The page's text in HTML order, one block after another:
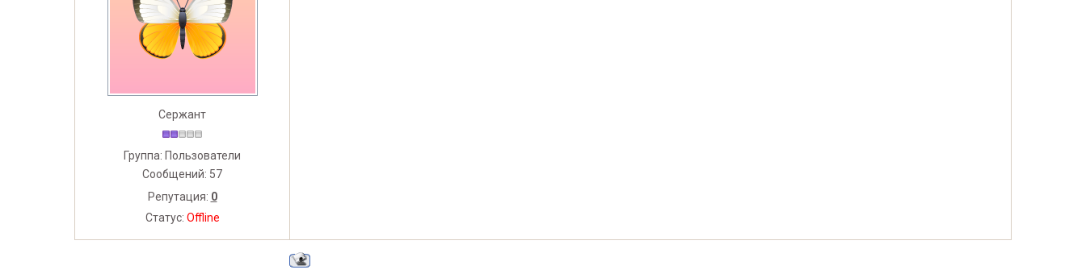
Сержант
Группа: Пользователи
Сообщений: 57
Репутация: 0
Статус: Offline